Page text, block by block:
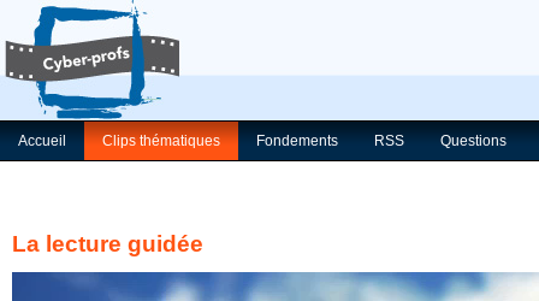
Accueil Clips thématiques Fondements RSS Questions
La lecture guidée